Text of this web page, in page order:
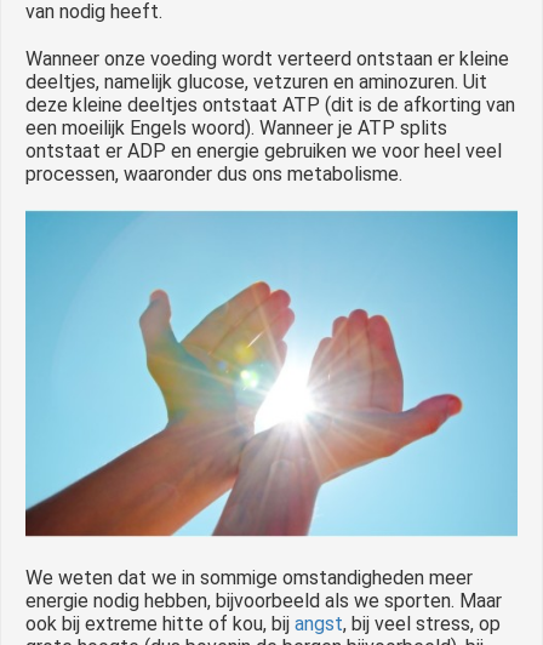
van nodig heeft.
Wanneer onze voeding wordt verteerd ontstaan er kleine
deeltjes, namelijk glucose, vetzuren en aminozuren. Uit
deze kleine deeltjes ontstaat ATP (dit is de afkorting van
een moeilijk Engels woord). Wanneer je ATP splits
ontstaat er ADP en energie gebruiken we voor heel veel
processen, waaronder dus ons metabolisme.
We weten dat we in sommige omstandigheden meer
energie nodig hebben, bijvoorbeeld als we sporten. Maar
ook bij extreme hitte of kou, bij angst, bij veel stress, op